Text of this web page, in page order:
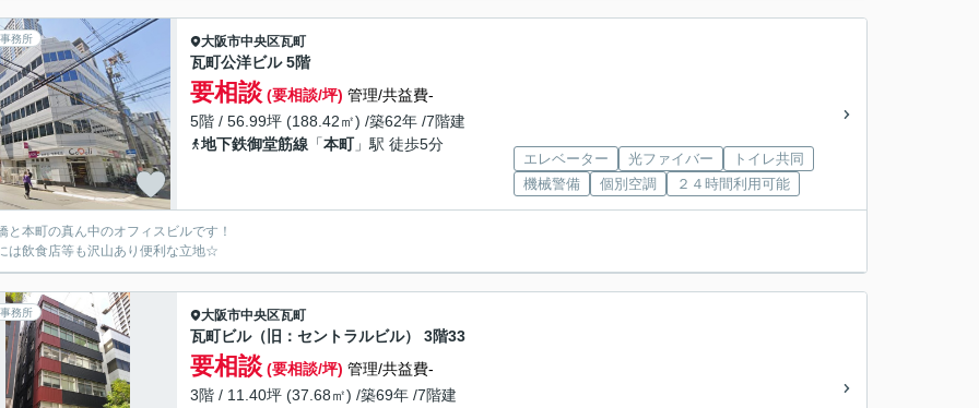
事務所 大阪市中央区瓦町
瓦町公洋ビル 5階
要相談 (要相談/坪) 管理/共益費-
5階 / 56.99坪 (188.42㎡) /築62年 /7階建
地下鉄御堂筋線 「本町」駅 徒歩5分
エレベーター 光ファイバー
トイレ共同
機械警備
個別空調 ２４時間利用可能
と本町の真ん中のオフィスビルです！
は飲食店等も沢山あり便利な立地☆
事務所 大阪市中央区瓦町
瓦町ビル（旧：セントラルビル） 3階33
要相談 (要相談/坪) 管理/共益費-
3階 / 11.40坪 (37.68㎡) /築69年 /7階建